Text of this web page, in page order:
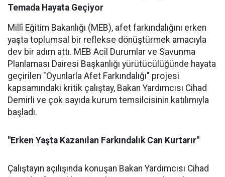
Temada Hayata Geçiyor
Millî Eğitim Bakanlığı (MEB), afet farkındalığını erken
yaşta toplumsal bir reflekse dönüştürmek amacıyla
dev bir adım attı. MEB Acil Durumlar ve Savunma
Planlaması Dairesi Başkanlığı yürütücülüğünde hayata
geçirilen "Oyunlarla Afet Farkındalığı" projesi
kapsamındaki kritik çalıştay, Bakan Yardımcısı Cihad
Demirli ve çok sayıda kurum temsilcisinin katılımıyla
başladı.
"Erken Yaşta Kazanılan Farkındalık Can Kurtarır"
Çalıştayın açılışında konuşan Bakan Yardımcısı Cihad